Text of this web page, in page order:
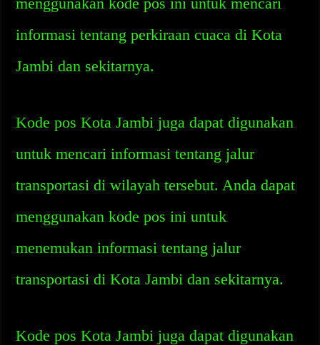
informasi tentang perkiraan cuaca di Kota
Jambi dan sekitarnya.
Kode pos Kota Jambi juga dapat digunakan
untuk mencari informasi tentang jalur
transportasi di wilayah tersebut. Anda dapat
menggunakan kode pos ini untuk
menemukan informasi tentang jalur
transportasi di Kota Jambi dan sekitarnya.
Kode pos Kota Jambi juga dapat digunakan